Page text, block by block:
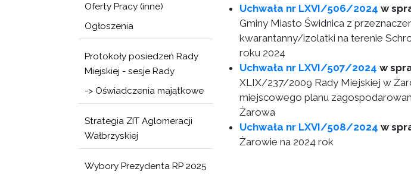
Oferty Pracy (inne)
Ogłoszenia
Protokoły posiedzeń Rady
Miejskiej - sesje Rady
-> Oświadczenia majątkowe
Strategia ZIT Aglomeracji
Wałbrzyskiej
Wybory Prezydenta RP 2025
Uchwała nr LXVI/506/2024 w
Gminy Miasto Świdnica z
kwarantanny/izolatki na terenie
roku 2024
Uchwała nr LXVI/507/2024 w
XLIX/237/2009 Rady Miejskiej w
miejscowego planu
Żarowa
Uchwała nr LXVI/508/2024 w
Żarowie na 2024 rok